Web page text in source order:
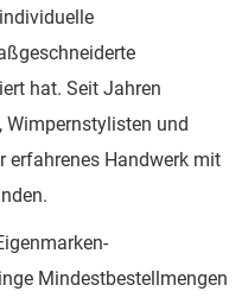
hat. Seit Jahren
Wimpernstylisten und
erfahrenes Handwerk mit
Mindestbestellmengen